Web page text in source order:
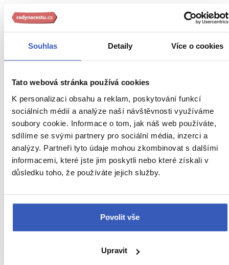
Souhlas Detaily Více o cookies
Tato webová stránka používá cookies
K personalizaci obsahu a reklam, poskytování funkcí
sociálních médií a analýze naší návštěvnosti využíváme
soubory cookie. Informace o tom, jak náš web používáte,
sdílíme se svými partnery pro sociální média, inzerci a
analýzy. Partneři tyto údaje mohou zkombinovat s dalšími
informacemi, které jste jim poskytli nebo které získali v
důsledku toho, že používáte jejich služby.
Povolit vše
Upravit
přímo od našich
průvodců
Počasí v Egyptě: Jak si vybrat vhodnou
dobu na návštěvu?